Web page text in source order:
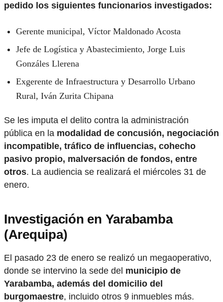
pedido los siguientes funcionarios investigados:
Gerente municipal, Víctor Maldonado Acosta
Jefe de Logística y Abastecimiento, Jorge Luis
Gonzáles Llerena
Exgerente de Infraestructura y Desarrollo Urbano
Rural, Iván Zurita Chipana
Se les imputa el delito contra la administración
pública en la modalidad de concusión, negociación
incompatible, tráfico de influencias, cohecho
pasivo propio, malversación de fondos, entre
otros. La audiencia se realizará el miércoles 31 de
enero.
Investigación en Yarabamba
(Arequipa)
El pasado 23 de enero se realizó un megaoperativo,
donde se intervino la sede del municipio de
Yarabamba, además del domicilio del
burgomaestre, incluido otros 9 inmuebles más.